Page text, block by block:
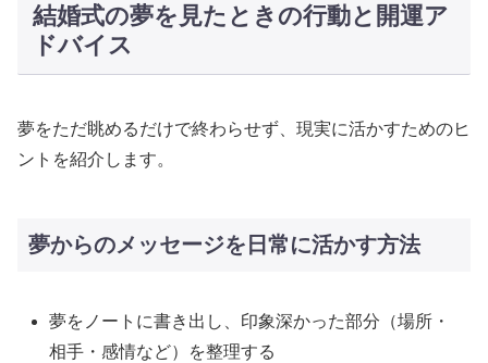
結婚式の夢を見たときの行動と開運ア
ドバイス
夢をただ眺めるだけで終わらせず、現実に活かすためのヒ
ントを紹介します。
夢からのメッセージを日常に活かす方法
夢をノートに書き出し、印象深かった部分（場所・
相手・感情など）を整理する